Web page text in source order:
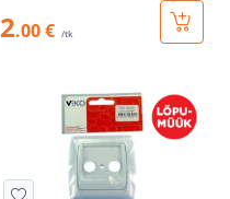
2.00 € /tk